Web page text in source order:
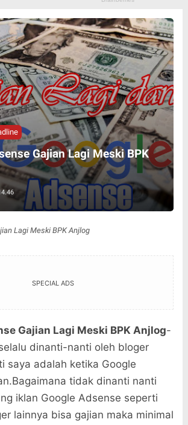
Gajian Lagi Meski BPK
Lagi Meski BPK Anjlog
SPECIAL ADS
Gajian Lagi Meski BPK Anjlog-
dinanti-nanti oleh bloger
saya adalah ketika Google
tidak dinanti nanti
iklan Google Adsense seperti
lainnya bisa gajian maka minimal